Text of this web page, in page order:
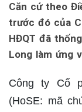
Căn cứ theo
trước đó của
HĐQT đã
Long làm ứng
Công ty Cổ
(HoSE: mã